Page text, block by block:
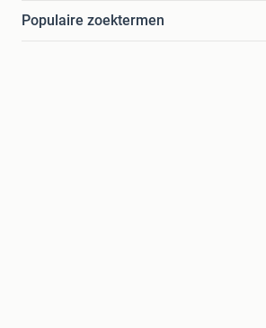
Populaire zoektermen